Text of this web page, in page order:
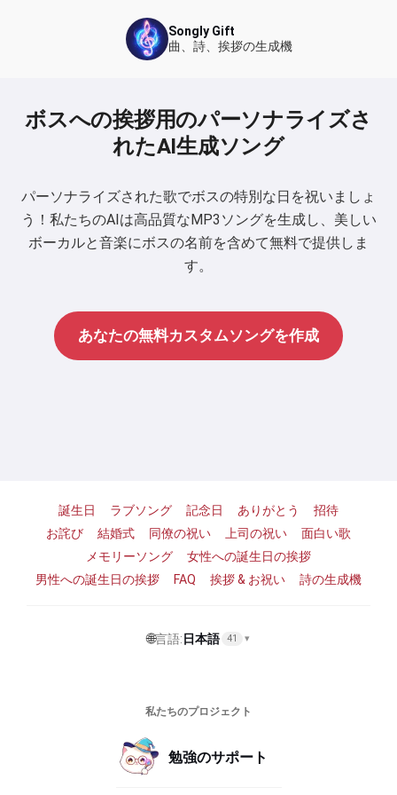
Songly Gift
曲、詩、挨拶の生成機
ボスへの挨拶用のパーソナライズさ
れたAI生成ソング
パーソナライズされた歌でボスの特別な日を祝いましょ
う！私たちのAIは高品質なMP3ソングを生成し、美しい
ボーカルと音楽にボスの名前を含めて無料で提供しま
す。
あなたの無料カスタムソングを作成
誕生日 ラブソング 記念日 ありがとう
招待
お詫び
結婚式 同僚の祝い 上司の祝い
面白い歌
メモリーソング
女性への誕生日の挨拶
男性への誕生日の挨拶
FAQ 挨拶 & お祝い 詩の生成機
🌐言語: 日本語 41 ▾
私たちのプロジェクト
勉強のサポート